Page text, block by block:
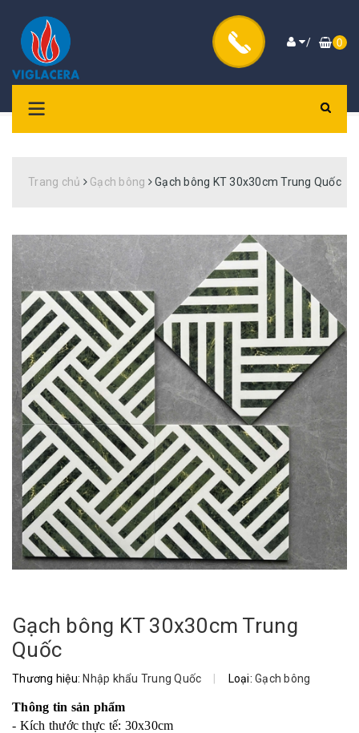
/ 0
Trang chủ Gạch bông Gạch bông KT 30x30cm Trung Quốc
Gạch bông KT 30x30cm Trung
Quốc
Thương hiệu:Nhập khẩu Trung Quốc | Loại: Gạch bông
Thông tin sản phẩm
- Kích thước thực tế: 30x30cm